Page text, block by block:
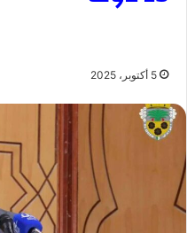
5 أكتوبر، 2025